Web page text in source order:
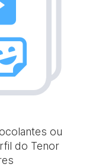
ou
do Tenor